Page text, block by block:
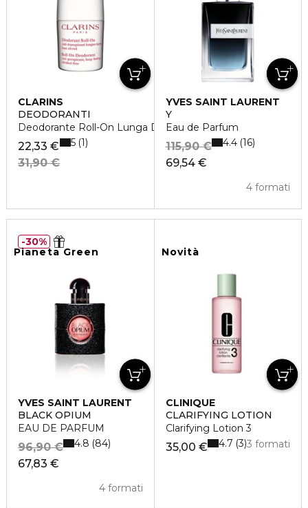
CLARINS
DEODORANTI
Deodorante Roll-On Lunga Durata
22,33 €
31,90 €
5 1
YVES SAINT LAURENT
Y
Eau de Parfum
69,54 €
115,90 €
4 formati
4.4 16
Pianeta Green
YVES SAINT LAURENT
BLACK OPIUM
EAU DE PARFUM
67,83 €
96,90 €
4 formati
4.8 84
30%
Novità
CLINIQUE
CLARIFYING LOTION
Clarifying Lotion 3
35,00 € 3 formati
4.7 3